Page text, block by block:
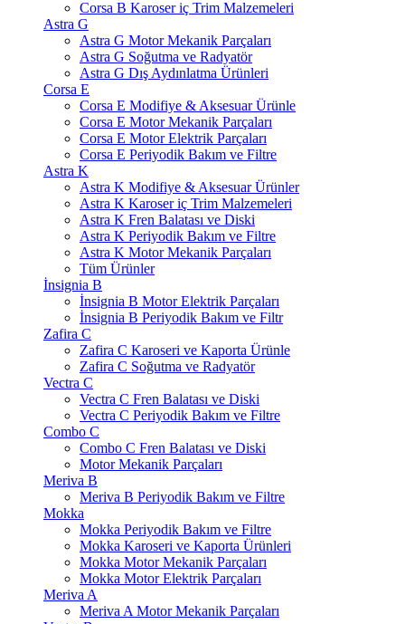
Corsa B Karoser iç Trim Malzemeleri
Astra G
Astra G Motor Mekanik Parçaları
Astra G Soğutma ve Radyatör
Astra G Dış Aydınlatma Ürünleri
Corsa E
Corsa E Modifiye & Aksesuar Ürünle
Corsa E Motor Mekanik Parçaları
Corsa E Motor Elektrik Parçaları
Corsa E Periyodik Bakım ve Filtre
Astra K
Astra K Modifiye & Aksesuar Ürünler
Astra K Karoser iç Trim Malzemeleri
Astra K Fren Balatası ve Diski
Astra K Periyodik Bakım ve Filtre
Astra K Motor Mekanik Parçaları
Tüm Ürünler
İnsignia B
İnsignia B Motor Elektrik Parçaları
İnsignia B Periyodik Bakım ve Filtr
Zafira C
Zafira C Karoseri ve Kaporta Ürünle
Zafira C Soğutma ve Radyatör
Vectra C
Vectra C Fren Balatası ve Diski
Vectra C Periyodik Bakım ve Filtre
Combo C
Combo C Fren Balatası ve Diski
Motor Mekanik Parçaları
Meriva B
Meriva B Periyodik Bakım ve Filtre
Mokka
Mokka Periyodik Bakım ve Filtre
Mokka Karoseri ve Kaporta Ürünleri
Mokka Motor Mekanik Parçaları
Mokka Motor Elektrik Parçaları
Meriva A
Meriva A Motor Mekanik Parçaları